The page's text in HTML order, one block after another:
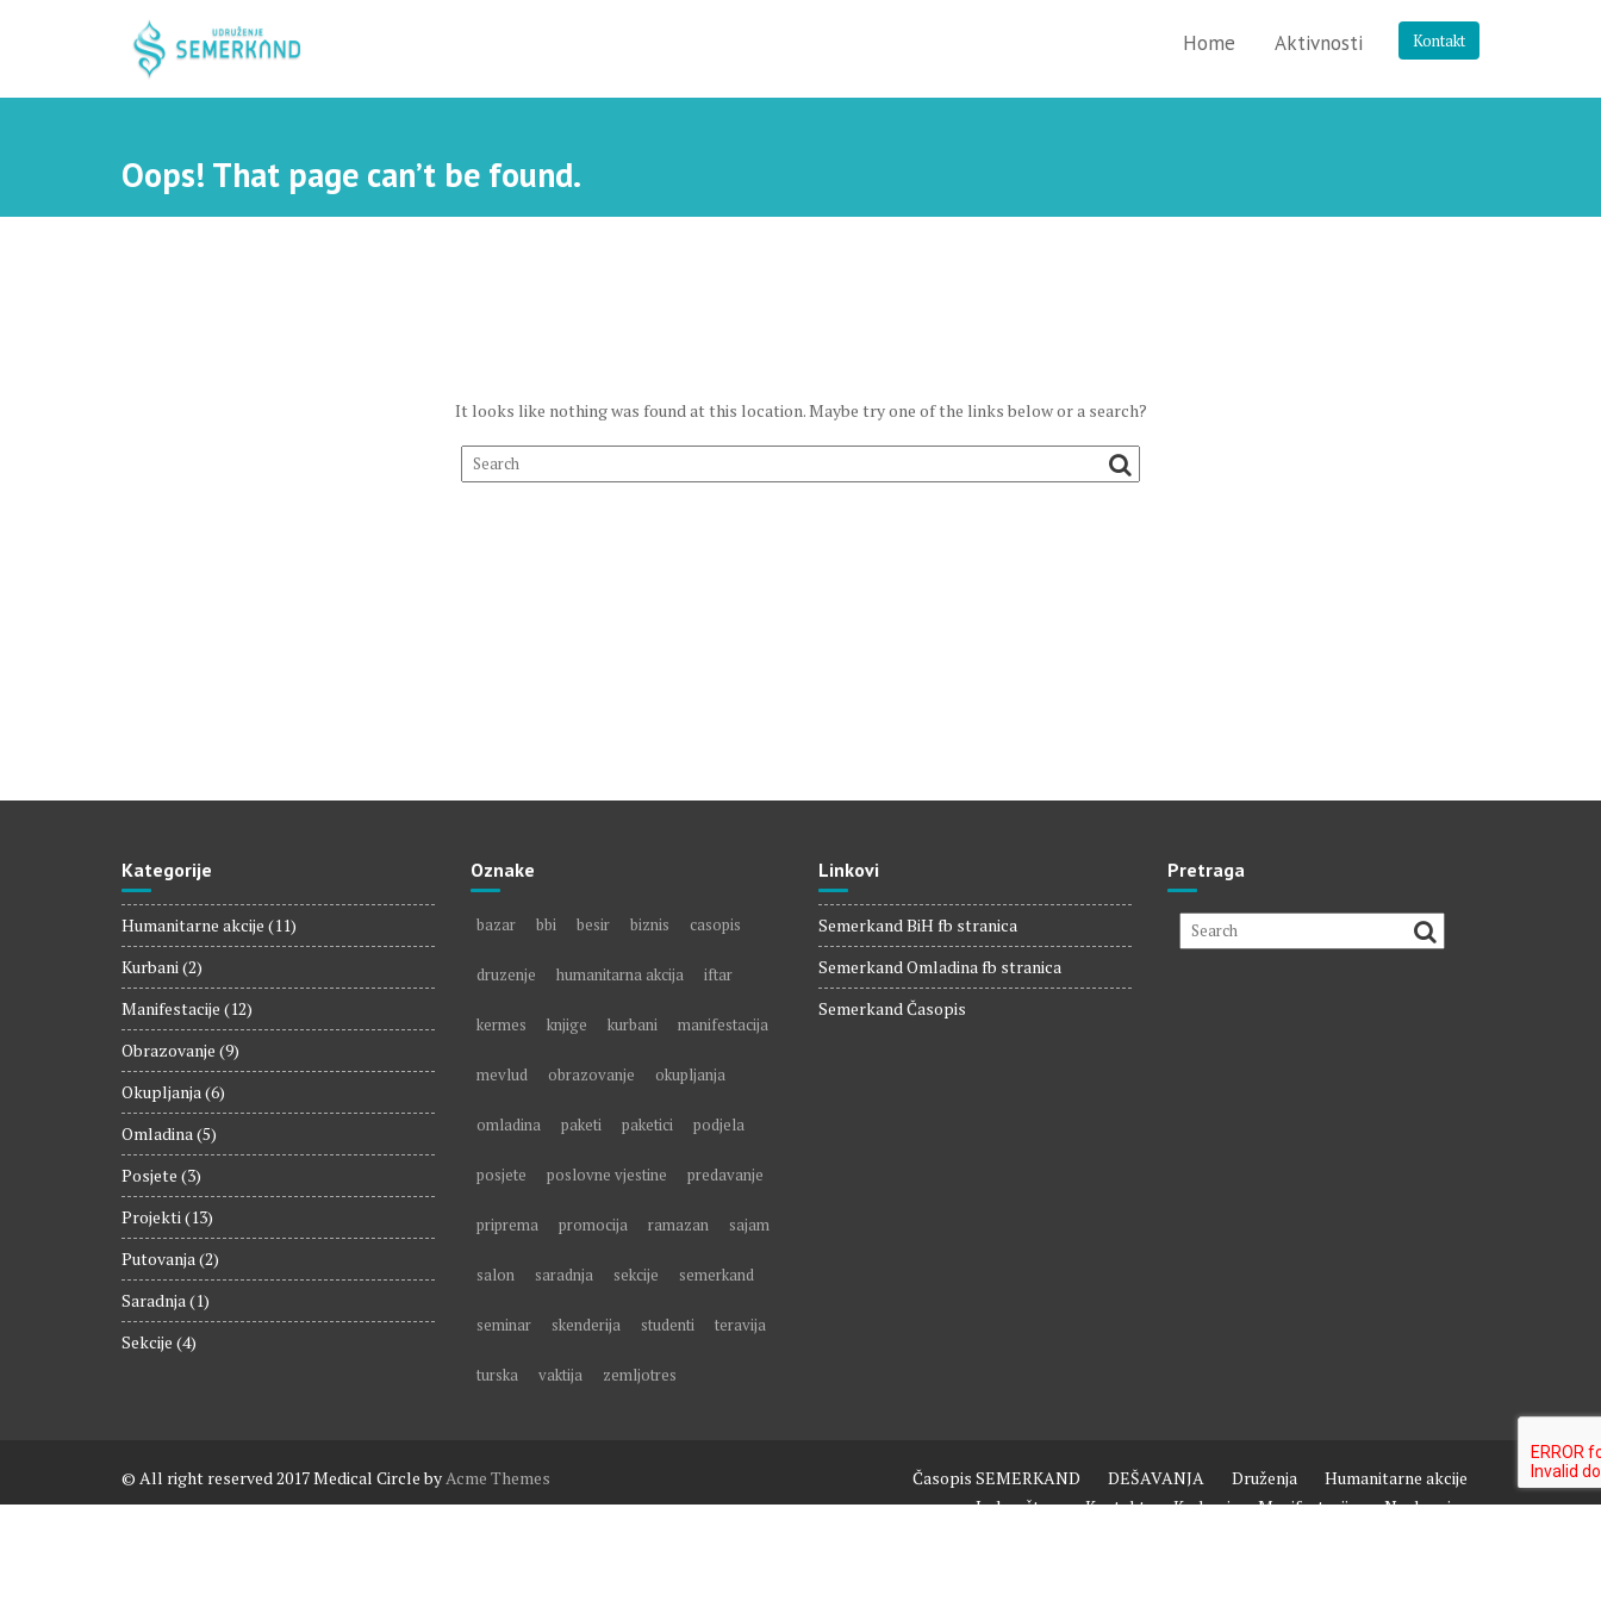
p
o
Kontakt
Home Aktivnosti
Oops! That page can’t be found.
It looks like nothing was found at this location. Maybe try one of the links below or a search?
Kategorije
Humanitarne akcije (11)
Kurbani(2)
Manifestacije (12)
Obrazovanje (9)
Okupljanja(6)
Omladina(5)
Posjete (3)
Projekti(13)
Putovanja(2)
Saradnja(1)
Sekcije (4)
Oznake
bazar bbi besir biznis casopis
druzenje humanitarna akcija iftar
kermes knjige kurbani manifestacija
mevlud obrazovanje okupljanja
omladina paketi paketici podjela
posjete poslovne vjestine predavanje
priprema promocija ramazan sajam
salon saradnja sekcije semerkand
seminar skenderija studenti teravija
turska vaktija zemljotres
Linkovi
Semerkand BiH fb stranica
Semerkand Omladina fb stranica
Semerkand Časopis
Pretraga
© All right reserved 2017Medical Circle byAcme Themes Časopis SEMERKAND DEŠAVANJA Druženja
Humanitarne akcije
Izdavaštvo
Kontakt Kurbani Manifestacije
Naslovnica